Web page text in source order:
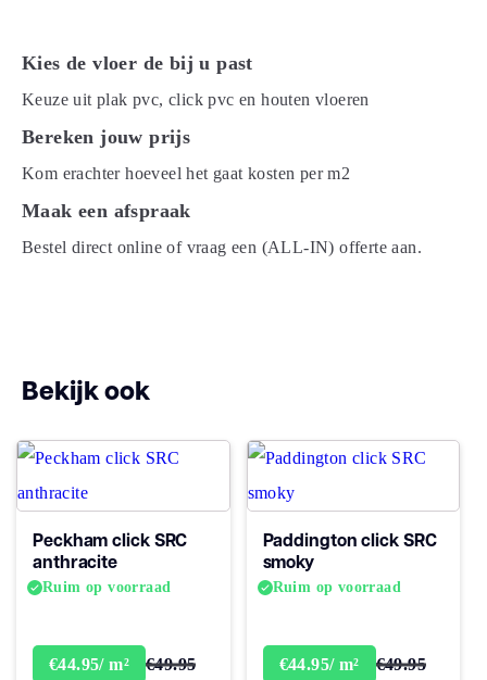
Dikte plank (mm) 5.0
Brandclassificatie Bfl-s1
ja
Geluidsdempend
Montage Click PVC
Type click Click
Garantie
Woongebruik
Levenslang
Garantie
Kies de vloer de bij u past
Keuze uit plak pvc, click pvc en houten vloeren
Bereken jouw prijs
Kom erachter hoeveel het gaat kosten per m2
Maak een afspraak
Bestel direct online of vraag een (ALL-IN) offerte aan.
Bekijk ook
Peckham click SRC
anthracite
Ruim op voorraad
€44.95/ m² €49.95
Paddington click SRC
smoky
Ruim op voorraad
€44.95/ m² €49.95